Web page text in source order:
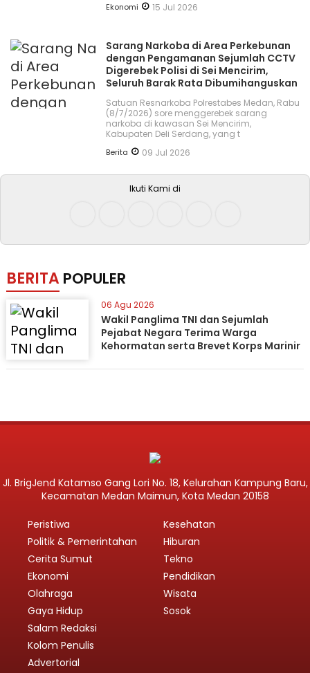
Ekonomi 15 Jul 2026
Sarang Narkoba di Area Perkebunan
dengan Pengamanan Sejumlah CCTV
Digerebek Polisi di Sei Mencirim,
Seluruh Barak Rata Dibumihanguskan
Satuan Resnarkoba Polrestabes Medan, Rabu
(8/7/2026) sore menggerebek sarang
narkoba di kawasan Sei Mencirim,
Kabupaten Deli Serdang, yang t
Berita 09 Jul 2026
Ikuti Kami di
BERITA POPULER
06 Agu 2026
Wakil Panglima TNI dan Sejumlah
Pejabat Negara Terima Warga
Kehormatan serta Brevet Korps Marinir
Jl. BrigJend Katamso Gang Lori No. 18, Kelurahan Kampung Baru,
Kecamatan Medan Maimun, Kota Medan 20158
Peristiwa
Politik & Pemerintahan
Cerita Sumut
Ekonomi
Olahraga
Gaya Hidup
Kesehatan
Hiburan
Tekno
Pendidikan
Wisata
Sosok
Salam Redaksi
Kolom Penulis
Advertorial